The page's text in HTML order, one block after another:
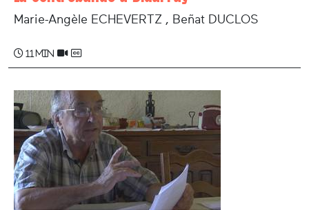
Marie-Angèle ECHEVERTZ , Beñat DUCLOS
11 min